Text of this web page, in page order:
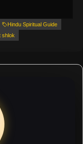
Hindu Spiritual Guide
shlok